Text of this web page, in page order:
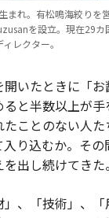
まれ。有松鳴海絞りを
を設立。現在29カ
レクター。
開いたときに「
と半数以上が
ことのない人
り込むか。そ
出し続けてきた。
、「技術」、